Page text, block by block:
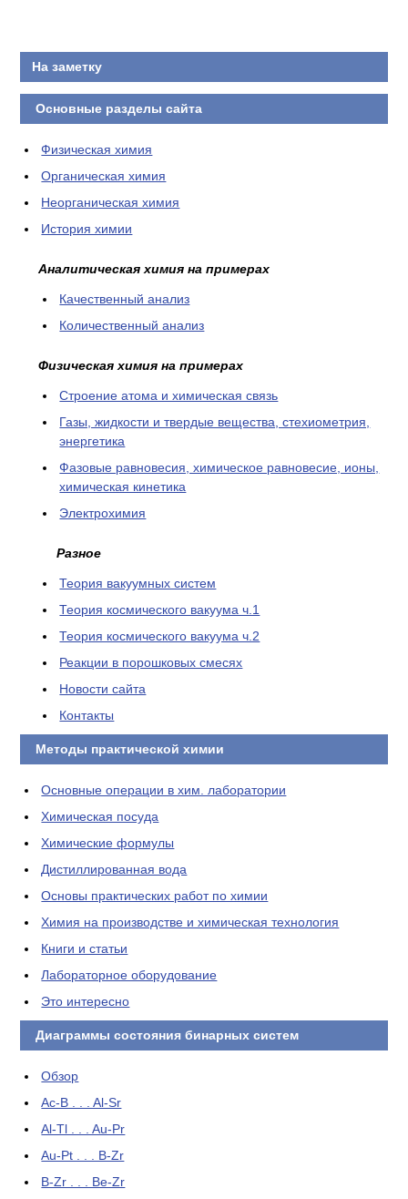
На заметку
Основные разделы сайта
Физическая химия
Органическая химия
Неорганическая химия
История химии
Аналитическая химия на примерах
Качественный анализ
Количественный анализ
Физическая химия на примерах
Cтроение атома и химическая связь
Газы, жидкости и твердые вещества, стехиометрия,
энергетика
Фазовые равновесия, химическое равновесие, ионы,
химическая кинетика
Электрохимия
Разное
Теория вакуумных систем
Теория космического вакуума ч.1
Теория космического вакуума ч.2
Реакции в порошковых смесях
Новости сайта
Контакты
Методы практической химии
Основные операции в хим. лаборатории
Химическая посуда
Химические формулы
Дистиллированная вода
Основы практических работ по химии
Химия на производстве и химическая технология
Книги и статьи
Лабораторное оборудование
Это интересно
Диаграммы состояния бинарных систем
Обзор
Ac-B . . . Al-Sr
Al-Tl . . . Au-Pr
Au-Pt . . . B-Zr
B-Zr . . . Be-Zr